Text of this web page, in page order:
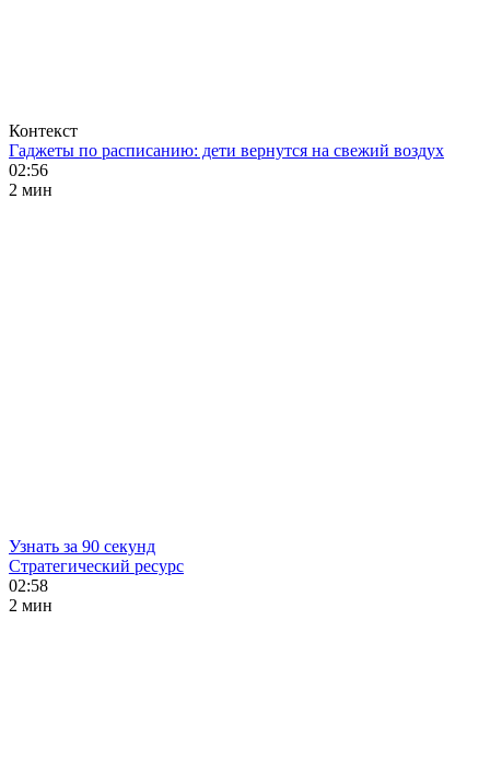
Контекст
Гаджеты по расписанию: дети вернутся на свежий воздух
02:56
2 мин
Узнать за 90 секунд
Стратегический ресурс
02:58
2 мин